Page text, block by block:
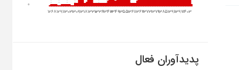
126812911303130913181330133613431349135513611367137313791385139113971403
0
پدیدآوران فعال